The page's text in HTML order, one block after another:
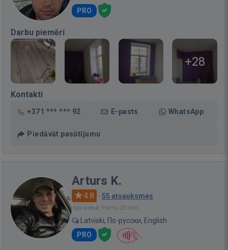
PRO
Darbu piemēri
+28
Kontakti
+371 *** *** 92 E-pasts WhatsApp
Piedāvāt pasūtījumu
Arturs K.
4.8 · 55 atsauksmes
Bija vietnē: Pirms 23 min.
Latviski, По-русски, English
PRO